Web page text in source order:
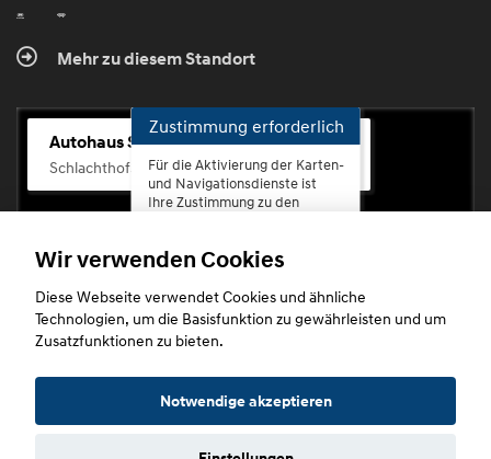
Mehr zu diesem Standort
Autohaus Scherhag
Schlachthofstr. 68, 56073 Koblenz-Rauental
Zustimmung erforderlich
Für die Aktivierung der Karten-
und Navigationsdienste ist
Ihre Zustimmung zu den
erforderlich.
Zustimmen
Copyright © 2026. Autohaus Scherhag
Wir verwenden Cookies
Diese Webseite verwendet Cookies und ähnliche
Technologien, um die Basisfunktion zu gewährleisten und um
Zusatzfunktionen zu bieten.
Notwendige akzeptieren